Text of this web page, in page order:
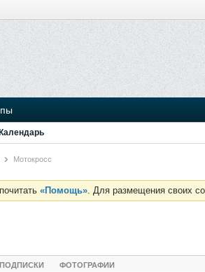
Календарь
Мотокросс
«Помощь». Для размещения своих
ФОТОГРАФИИ